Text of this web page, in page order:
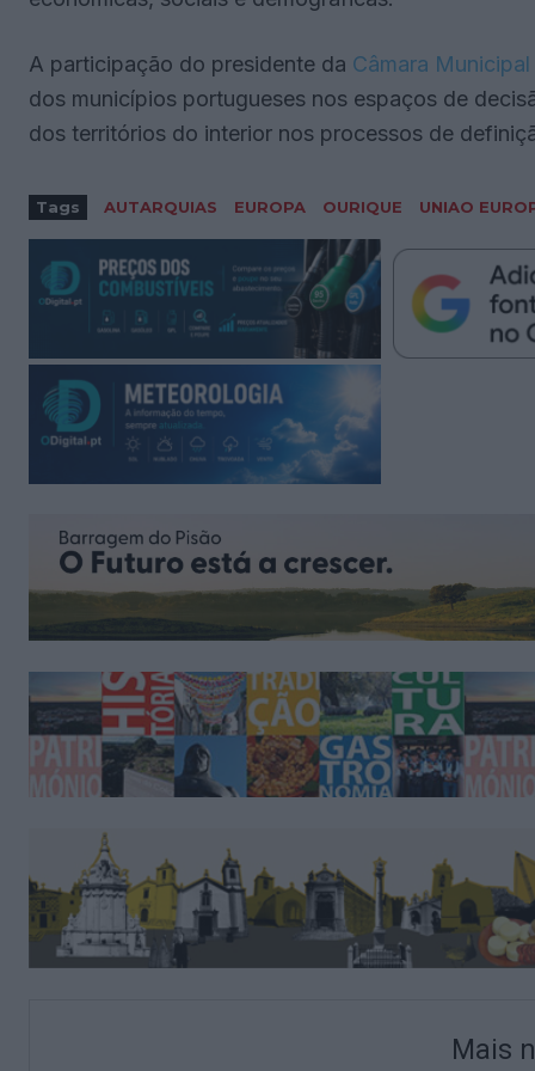
A participação do presidente da Câmara
dos municípios portugueses nos espaços de
dos territórios do interior nos processos de
Tags AUTARQUIAS EUROPA OURIQUE UNIAO
Mais